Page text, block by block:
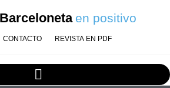
en positivo
CONTACTO REVISTA EN PDF